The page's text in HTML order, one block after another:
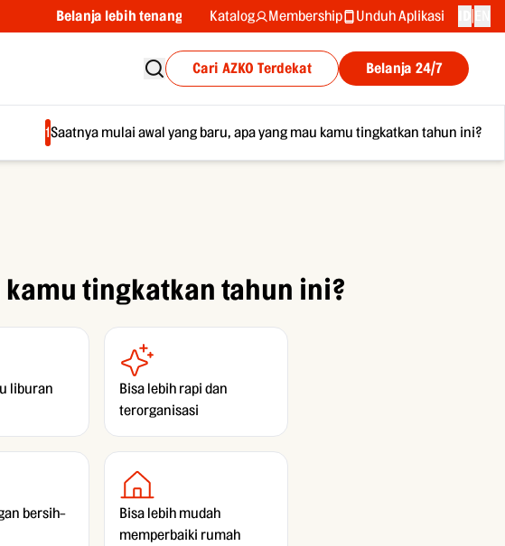
Belanja lebih tenang dengan Garansi Tukar Baru Dari A sampai
Katalog Membership Unduh Aplikasi
Cari AZKO Terdekat
Cari AZKO Terdekat
Cari AZKO Terdekat Belanja 24/7
Belanja 24/7
1Saatnya mulai awal yang baru, apa yang mau kamu tingkatkan tahun ini?
kamu tingkatkan tahun ini?
liburan
Bisa lebih rapi dan
terorganisasi
bersih-
Bisa lebih mudah
memperbaiki rumah